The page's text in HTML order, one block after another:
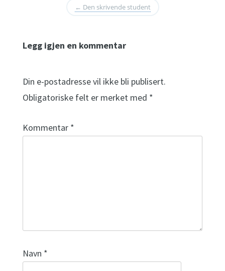
← Den skrivende student
Legg igjen en kommentar
Din e-postadresse vil ikke bli publisert.
Obligatoriske felt er merket med *
Kommentar *
Navn *